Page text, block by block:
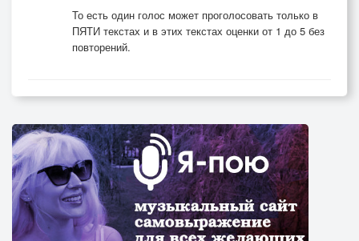
То есть один голос может проголосовать только в
ПЯТИ текстах и в этих текстах оценки от 1 до 5 без
повторений.